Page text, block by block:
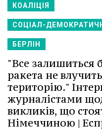
КОАЛІЦІЯ
СОЦІАЛ-
БЕРЛІН
"Все залишиться
ракета не
територію."
журналістами
викликів, що
Німеччиною |